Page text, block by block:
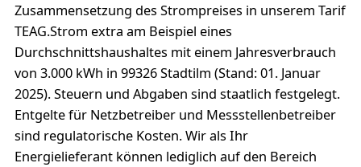
Zusammensetzung des Strompreises in unserem Tarif
TEAG.Strom extra am Beispiel eines
Durchschnittshaushaltes mit einem Jahresverbrauch
von 3.000 kWh in 99326 Stadtilm (Stand: 01. Januar
2025). Steuern und Abgaben sind staatlich festgelegt.
Entgelte für Netzbetreiber und Messstellenbetreiber
sind regulatorische Kosten. Wir als Ihr
Energielieferant können lediglich auf den Bereich